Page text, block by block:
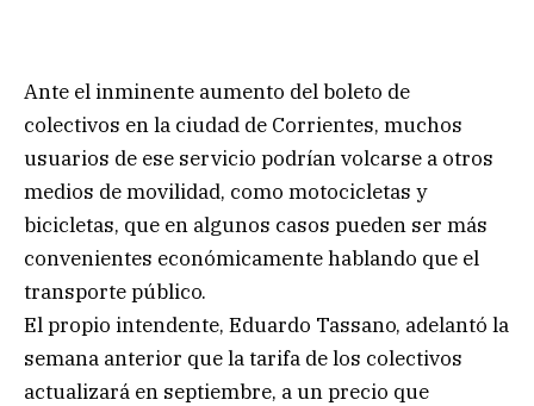
Ante el inminente aumento del boleto de
colectivos en la ciudad de Corrientes, muchos
usuarios de ese servicio podrían volcarse a otros
medios de movilidad, como motocicletas y
bicicletas, que en algunos casos pueden ser más
convenientes económicamente hablando que el
transporte público.
El propio intendente, Eduardo Tassano, adelantó la
semana anterior que la tarifa de los colectivos
actualizará en septiembre, a un precio que